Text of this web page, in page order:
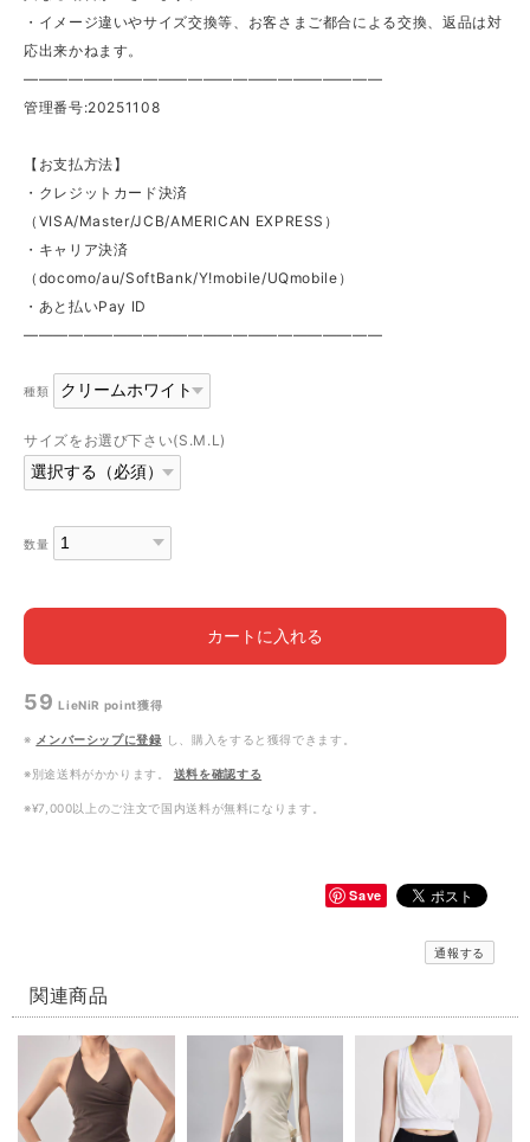
・イメージ違いやサイズ交換等、お客さまご都合による交換、返品は対
応出来かねます。
————————————————————————
管理番号:20251108
【お支払方法】
・クレジットカード決済
（VISA/Master/JCB/AMERICAN EXPRESS）
・キャリア決済
（docomo/au/SoftBank/Y!mobile/UQmobile）
・あと払いPay ID
————————————————————————
種類
サイズをお選び下さい(S.M.L)
数量
カートに入れる
59 LieNiR point獲得
※ メンバーシップに登録 し、購入をすると獲得できます。
※別途送料がかかります。 送料を確認する
※¥7,000以上のご注文で国内送料が無料になります。
Save
通報する
関連商品